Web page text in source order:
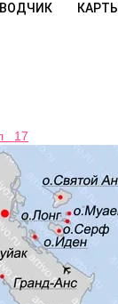
КАРТЫ
17